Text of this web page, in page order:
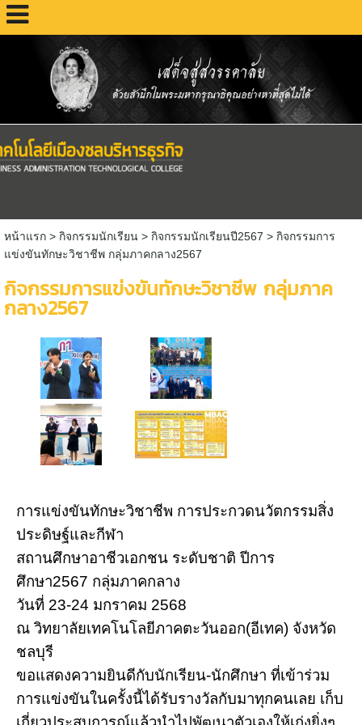
หน้าแรก> กิจกรรมนักเรียน > กิจกรรมนักเรียนปี2567 > กิจกรรมการ
แข่งขันทักษะวิชาชีพ กลุ่มภาคกลาง2567
กิจกรรมการแข่งขันทักษะวิชาชีพ กลุ่มภาค
กลาง2567
การแข่งขันทักษะวิชาชีพ การประกวดนวัตกรรมสิ่ง
ประดิษฐ์และกีฬา
สถานศึกษาอาชีวเอกชน ระดับชาติ ปีการ
ศึกษา2567 กลุ่มภาคกลาง
วันที่ 23-24 มกราคม 2568
ณ วิทยาลัยเทคโนโลยีภาคตะวันออก(อีเทค) จังหวัด
ชลบุรี
ขอแสดงความยินดีกับนักเรียน-นักศึกษา ที่เข้าร่วม
การแข่งขันในครั้งนี้ได้รับรางวัลกับมาทุกคนเลย เก็บ